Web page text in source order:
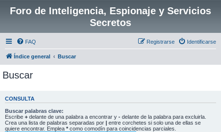
Foro de Inteligencia, Espionaje y Servicios
Secretos
FAQ Identificarse
Registrarse
Índice general Buscar
Buscar
CONSULTA
Buscar palabras clave:
Escribe + delante de una palabra a encontrar y - delante de la palabra para excluirla.
Crea una lista de palabras separadas por | entre corchetes si solo una de ellas se
quiere encontrar. Emplea * como comodín para coincidencias parciales.